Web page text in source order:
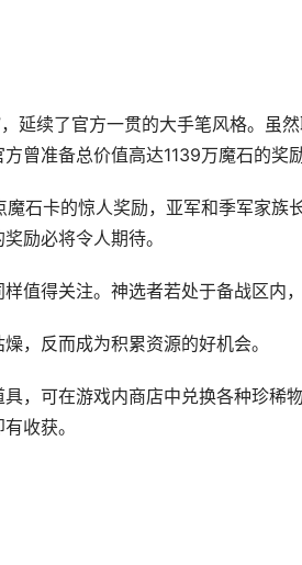
延续了官方一贯的大手笔风格。虽
曾准备总价值高达1139万魔石的奖励
石卡的惊人奖励，亚军和季军家
励必将令人期待。
值得关注。神选者若处于备战区内
，反而成为积累资源的好机会。
，可在游戏内商店中兑换各种珍稀
收获。